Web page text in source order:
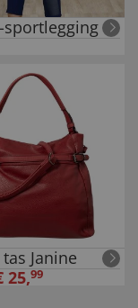
sportlegging
Janine
25,99